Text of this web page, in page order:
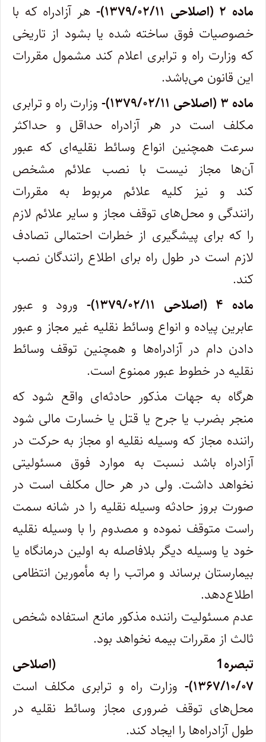
ماده ۲ (اصلاحی ۱۳۷۹/۰۲/۱۱)-
هر آزادراه که با
خصوصیات فوق ساخته شده یا بشود از تاریخی
که وزارت راه و ترابری اعلام کند مشمول مقررات
این قانون می‌باشد.
ماده ۳ (اصلاحی ۱۳۷۹/۰۲/۱۱)-
وزارت راه و ترابری
مکلف است در هر آزادراه حداقل و حداکثر
سرعت همچنین انواع وسائط نقلیه‌ای که عبور
آن‌ها مجاز نیست با نصب علائم ‌مشخص
کند و نیز کلیه علائم مربوط به مقررات
رانندگی و محل‌های توقف مجاز و سایر علائم لازم
را که برای پیشگیری از خطرات احتمالی تصادف‌
لازم است در طول راه برای اطلاع رانندگان نصب
کند.
ماده ۴ (اصلاحی ۱۳۷۹/۰۲/۱۱)-
ورود و عبور
عابرین پیاده و انواع وسائط نقلیه غیر مجاز و عبور
دادن دام در آزادراه‌ها و همچنین توقف وسائط
نقلیه در خطوط عبور ممنوع است.
‌هرگاه به جهات مذکور حادثه‌ای واقع شود که
منجر بضرب یا جرح یا قتل یا خسارت مالی شود
راننده مجاز که وسیله نقلیه او مجاز به حرکت در‌
آزادراه باشد نسبت به موارد فوق مسئولیتی
نخواهد داشت. ولی در هر حال مکلف است در
صورت بروز حادثه وسیله نقلیه را در شانه سمت
راست ‌متوقف نموده و مصدوم را با وسیله نقلیه
خود یا وسیله دیگر بلافاصله به اولین درمانگاه یا
بیمارستان برساند و مراتب را به مأمورین انتظامی
اطلاع‌دهد.
عدم مسئولیت راننده مذکور مانع استفاده شخص
ثالث از مقررات بیمه نخواهد بود.
تبصره1 (اصلاحی
۱۳۶۷/۱۰/۰۷)-
وزارت راه و ترابری مکلف است
محل‌های توقف ضروری مجاز وسائط نقلیه در
طول آزادراه‌ها را ایجاد کند.